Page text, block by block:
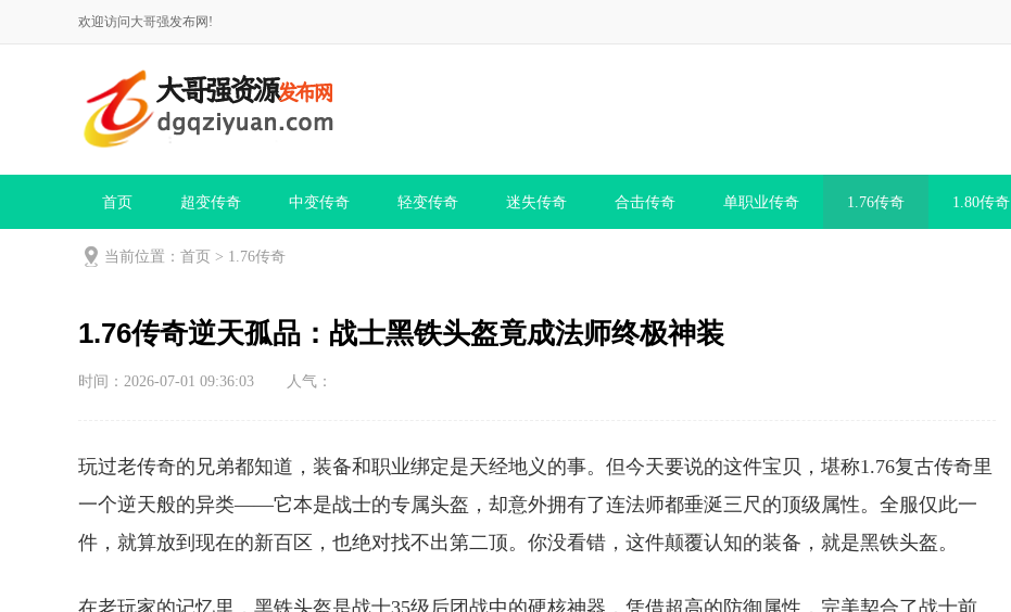
欢迎访问大哥强发布网!
首页 超变传奇 中变传奇 轻变传奇 迷失传奇 合击传奇 单职业传奇 1.76传奇 1.80传奇
当前位置： 首页 > 1.76传奇
1.76传奇逆天孤品：战士黑铁头盔竟成法师终极神装
时间：2026-07-01 09:36:03 人气：
玩过老传奇的兄弟都知道，装备和职业绑定是天经地义的事。但今天要说的这件宝贝，堪称1.76复古传奇里
一个逆天般的异类——它本是战士的专属头盔，却意外拥有了连法师都垂涎三尺的顶级属性。全服仅此一
件，就算放到现在的新百区，也绝对找不出第二顶。你没看错，这件颠覆认知的装备，就是黑铁头盔。
在老玩家的记忆里，黑铁头盔是战士35级后团战中的硬核神器，凭借超高的防御属性，完美契合了战士前